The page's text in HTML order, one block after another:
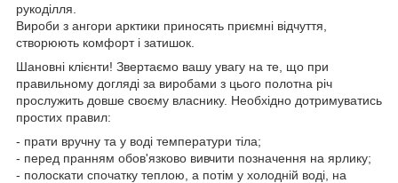
рукоділля.
Вироби з ангори арктики приносять приємні відчуття,
створюють комфорт і затишок.
Шановні клієнти! Звертаємо вашу увагу на те, що при
правильному догляді за виробами з цього полотна річ
прослужить довше своєму власнику. Необхідно дотримуватись
простих правил:
- прати вручну та у воді температури тіла;
- перед пранням обов'язково вивчити позначення на ярлику;
- полоскати спочатку теплою, а потім у холодній воді, на